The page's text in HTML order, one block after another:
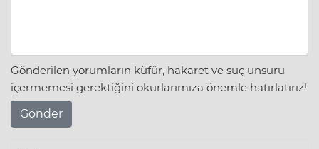
Gönderilen yorumların küfür, hakaret ve suç unsuru
içermemesi gerektiğini okurlarımıza önemle hatırlatırız!
Gönder